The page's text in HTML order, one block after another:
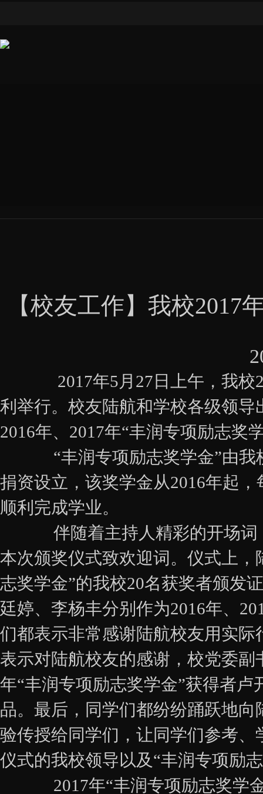
【校友工作】我校2017
2017年5月27日上午，我校
利举行。校友陆航和学校各级领
2016年、2017年“丰润专项励志奖
“丰润专项励志奖学金”由我校
捐资设立，该奖学金从2016年起
顺利完成学业。
伴随着主持人精彩的开场词，
本次颁奖仪式致欢迎词。仪式上
志奖学金”的我校20名获奖者颁发
廷婷、李杨丰分别作为2016年、
们都表示非常感谢陆航校友用实
表示对陆航校友的感谢，校党委
年“丰润专项励志奖学金”获得者
品。最后，同学们都纷纷踊跃地
验传授给同学们，让同学们参考
仪式的我校领导以及“丰润专项励
2017年“丰润专项励志奖学金”